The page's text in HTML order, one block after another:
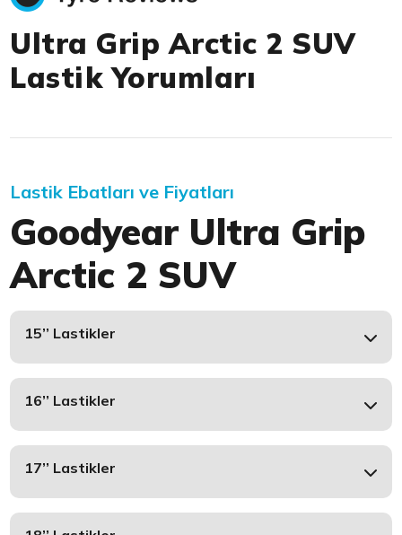
Ultra Grip Arctic 2 SUV
Lastik Yorumları
Lastik Ebatları ve Fiyatları
Goodyear Ultra Grip
Arctic 2 SUV
15’’ Lastikler
16’’ Lastikler
17’’ Lastikler